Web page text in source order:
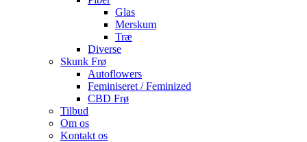
Glas
Merskum
Træ
Diverse
Skunk Frø
Autoflowers
Feminiseret / Feminized
CBD Frø
Tilbud
Om os
Kontakt os